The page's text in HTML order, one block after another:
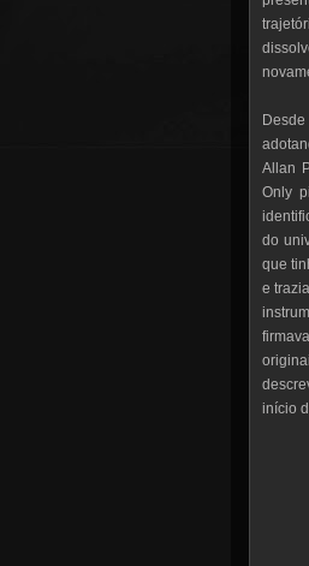
Allan
Only
do
que
e
início